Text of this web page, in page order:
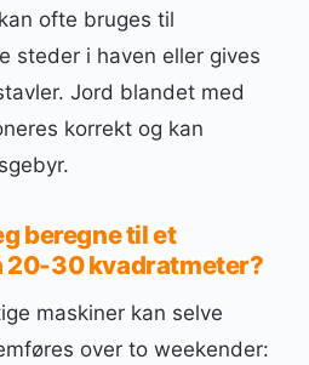
ofte bruges til
steder i haven eller gives
Jord blandet med
korrekt og kan
beregne til et
20-30 kvadratmeter?
maskiner kan selve
over to weekender: